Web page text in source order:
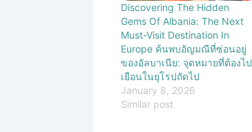
Discovering The Hidden
Gems Of Albania: The Next
Must-Visit Destination In
Europe ค้นพบอัญมณีที่ซ่อนอยู่
ของอัลบาเนีย: จุดหมายที่ต้องไป
เยือนในยุโรปถัดไป
January 8, 2026
Similar post